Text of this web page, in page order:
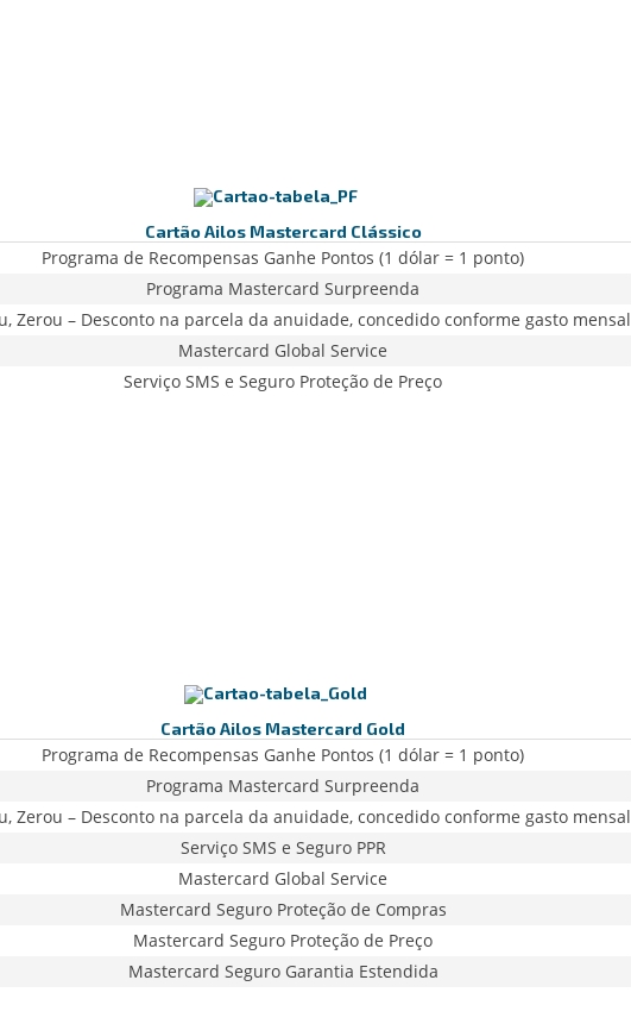
Cartão Ailos Mastercard Clássico
Programa de Recompensas Ganhe Pontos (1 dólar = 1 ponto)
Programa Mastercard Surpreenda
Zerou – Desconto na parcela da anuidade, concedido conforme gasto mensal
Mastercard Global Service
Serviço SMS e Seguro Proteção de Preço
Cartão Ailos Mastercard Gold
Programa de Recompensas Ganhe Pontos (1 dólar = 1 ponto)
Programa Mastercard Surpreenda
Zerou – Desconto na parcela da anuidade, concedido conforme gasto mensal
Serviço SMS e Seguro PPR
Mastercard Global Service
Mastercard Seguro Proteção de Compras
Mastercard Seguro Proteção de Preço
Mastercard Seguro Garantia Estendida